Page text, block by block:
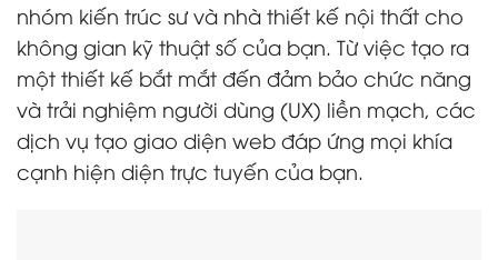
nhóm kiến trúc sư và nhà thiết kế nội thất cho
không gian kỹ thuật số của bạn. Từ việc tạo ra
một thiết kế bắt mắt đến đảm bảo chức năng
và trải nghiệm người dùng (UX) liền mạch, các
dịch vụ tạo giao diện web đáp ứng mọi khía
cạnh hiện diện trực tuyến của bạn.